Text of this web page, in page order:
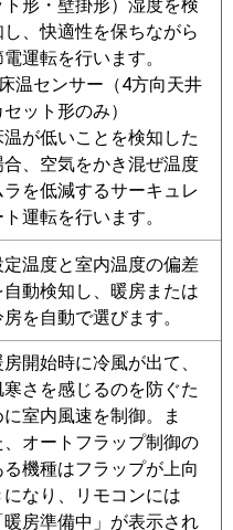
PDZ-HRMP112GZ
PDZ-
PDZ-ERMP112GY
PDZ-
PDZ-ERMP112GV
RCB-
RCB-GP112RHN3
RCB-
RCB-GP112RSH8
RCB-
RCB-GP112RSH6
RCB-GP112RSH5
RCB-
RCB-GP112RSH3
ca
sil
ca
ト形・壁掛形）湿度を検
し、快適性を保ちながら
運転を行います。
温センサー（4方向天井
セット形のみ）
温が低いことを検知した
合、空気をかき混ぜ温度
ラを低減するサーキュレ
ト運転を行います。
定温度と室内温度の偏差
自動検知し、暖房または
を自動で選びます。
房開始時に冷風が出て、
寒さを感じるのを防ぐた
に室内風速を制御。ま
、オートフラップ制御の
る機種はフラップが上向
になり、リモコンには
暖房準備中」が表示され